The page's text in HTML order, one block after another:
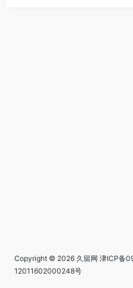
Copyright © 2026 久留网 津ICP备
12011602000248号